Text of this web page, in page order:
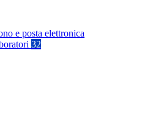
e posta elettronica
32